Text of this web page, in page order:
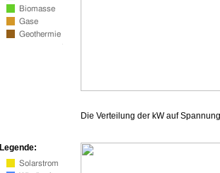
Die Verteilung der kW auf
Legende: